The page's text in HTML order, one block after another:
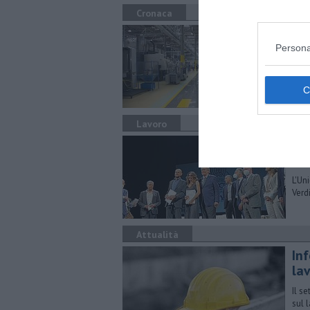
Cronaca
Il
Lavoro
Attualità
Il
sul